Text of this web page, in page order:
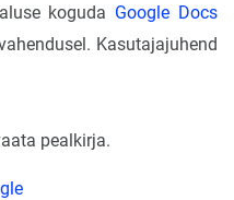
koguda Google Docs
Kasutajajuhend
pealkirja.